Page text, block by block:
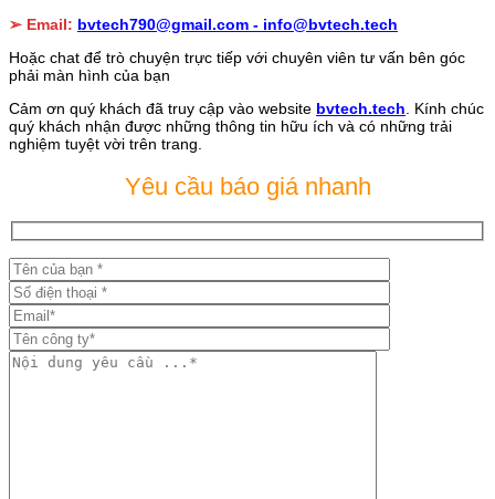
➢ Email: bvtech790@gmail.com - info@bvtech.tech
Hoặc chat để trò chuyện trực tiếp với chuyên viên tư vấn bên góc
phải màn hình của bạn
Cảm ơn quý khách đã truy cập vào website bvtech.tech. Kính chúc
quý khách nhận được những thông tin hữu ích và có những trải
nghiệm tuyệt vời trên trang.
Yêu cầu báo giá nhanh